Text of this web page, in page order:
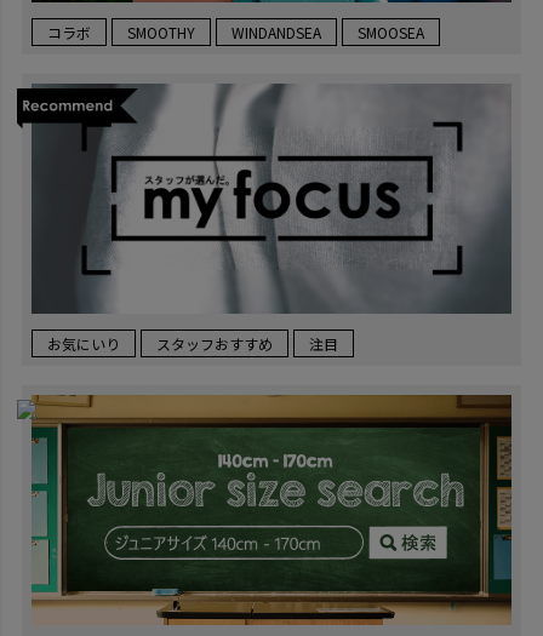
コラボ SMOOTHY WINDANDSEA SMOOSEA
お気にいり スタッフおすすめ 注目